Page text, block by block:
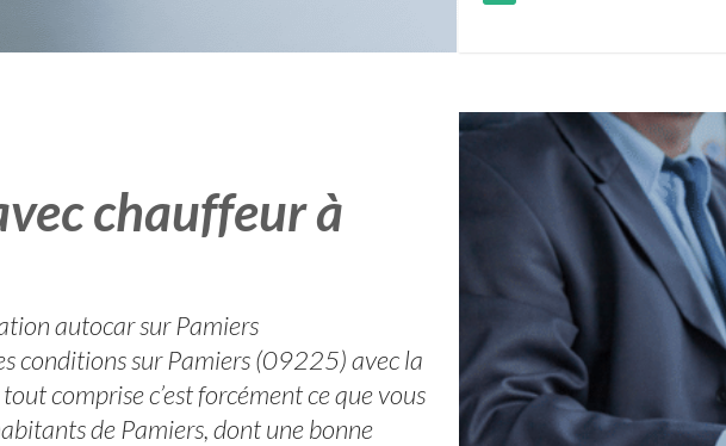
chauffeur à
autocar sur Pamiers
conditions sur Pamiers (09225) avec la
comprise c’est forcément ce que vous
de Pamiers, dont une bonne